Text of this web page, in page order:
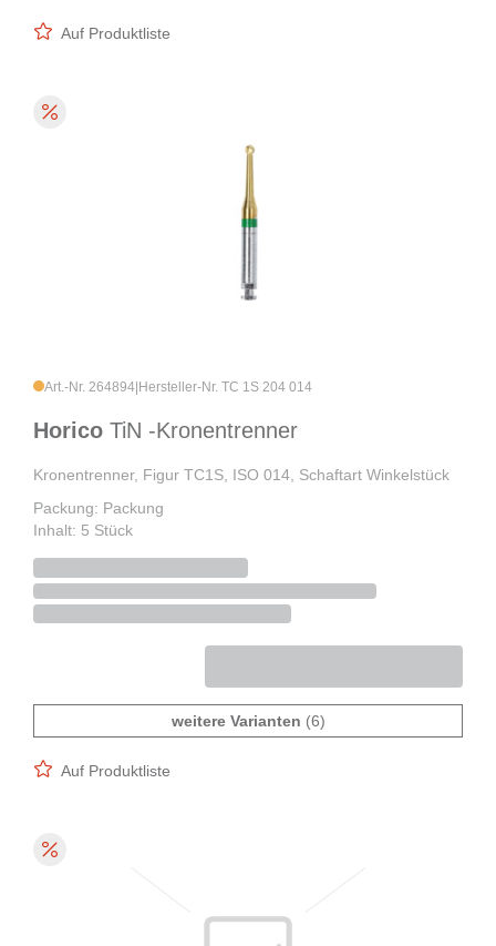
Auf Produktliste
Art.-Nr. 264894 Hersteller-Nr. TC 1S 204 014
Horico TiN -Kronentrenner
Kronentrenner, Figur TC1S, ISO 014, Schaftart Winkelstück
Packung: Packung
Inhalt: 5 Stück
weitere Varianten (6)
Auf Produktliste